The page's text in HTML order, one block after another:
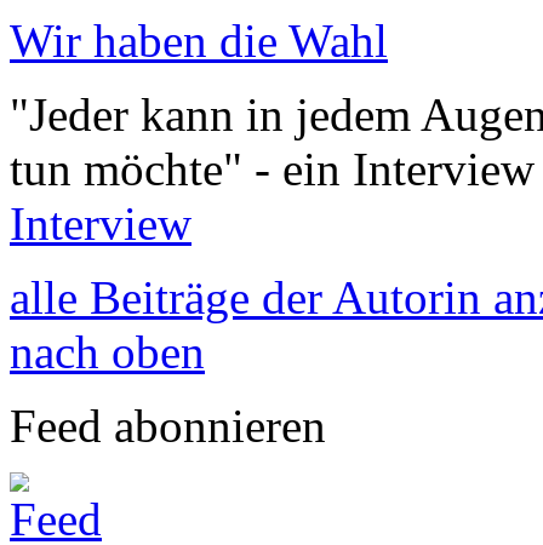
Wir haben die Wahl
"Jeder kann in jedem
tun möchte" - ein
Interview
alle Beiträge der Autorin
nach oben
Feed abonnieren